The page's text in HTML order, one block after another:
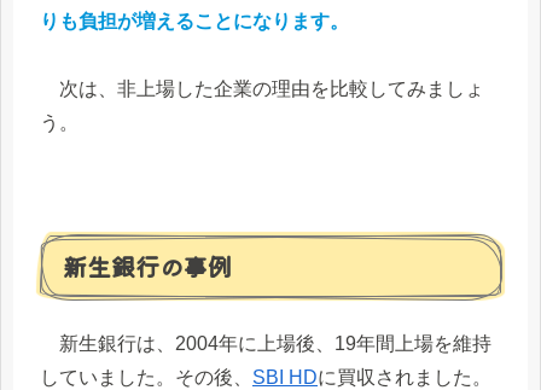
りも負担が増えることになります。
次は、非上場した企業の理由を比較してみましょ
う。
新生銀行の事例
新生銀行は、2004年に上場後、19年間上場を維持
していました。その後、 SBI HDに買収されました。